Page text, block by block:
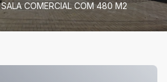
SALA COMERCIAL COM 480 M2